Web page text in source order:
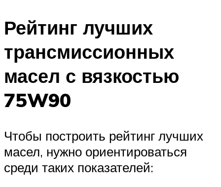
Рейтинг лучших
трансмиссионных
масел с вязкостью
75W90
Чтобы построить рейтинг лучших
масел, нужно ориентироваться
среди таких показателей: